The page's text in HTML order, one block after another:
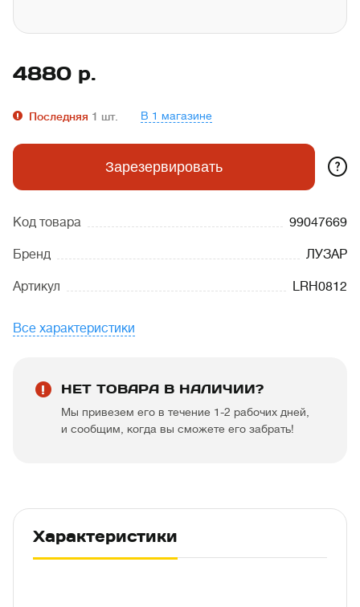
4880 р.
Последняя 1 шт. В 1 магазине
Зарезервировать ?
Код товара 99047669
Бренд ЛУЗАР
Артикул LRH0812
Все характеристики
НЕТ ТОВАРА В НАЛИЧИИ?
Мы привезем его в течение 1-2 рабочих дней,
и сообщим, когда вы сможете его забрать!
Характеристики